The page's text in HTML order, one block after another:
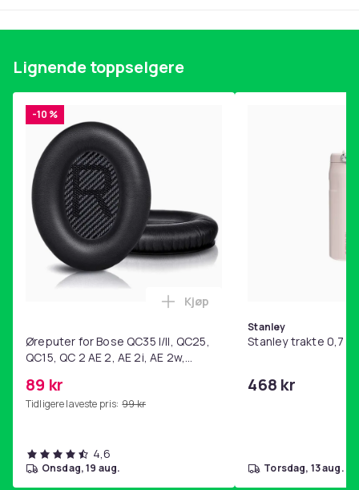
Lignende toppselgere
-10 %
Øreputer for Bose QC35 I/II, QC25,
QC15, QC 2 AE 2, AE 2i, AE 2w,
89 kr
Tidligere laveste pris: 99 kr
Legg Øreputer for Bose QC35
Kjøp
4,6
onsdag, 19 aug.
Stanley
Stanley trakte 0,7 l,
468 kr
torsdag, 13 aug.